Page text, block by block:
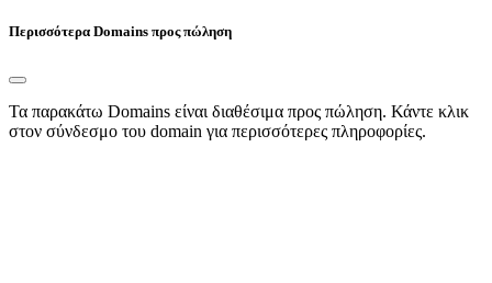
Περισσότερα Domains προς πώληση
Τα παρακάτω Domains είναι διαθέσιμα προς πώληση. Κάντε κλικ
στον σύνδεσμο του domain για περισσότερες πληροφορίες.